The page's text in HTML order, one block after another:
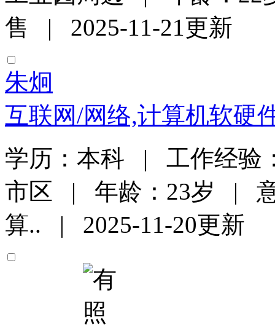
售 | 2025-11-21更新
朱炯
互联网/网络,计算机软硬
学历：本科 | 工作经验
市区 | 年龄：23岁 | 意
算.. | 2025-11-20更新